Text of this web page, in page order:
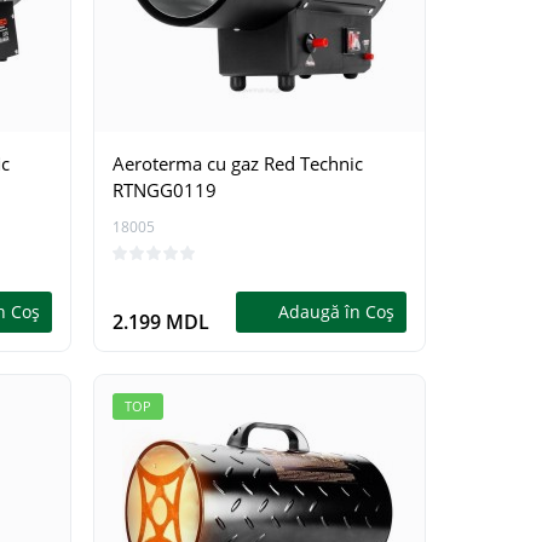
HIT
Ferăstrău cu acumulator
Coş
Aeroterma cu gaz Red Technic
RTNGG0119
18005
2.199 MDL Adaugă în Coş
TOP